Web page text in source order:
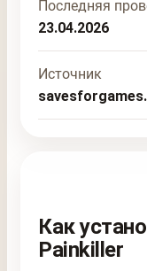
Последняя
23.04.2026
Источник
Как
Painkiller